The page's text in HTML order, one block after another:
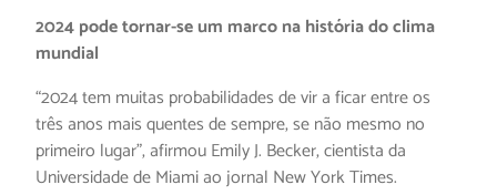
2024 pode tornar-se um marco na história do clima
mundial
“2024 tem muitas probabilidades de vir a ficar entre os
três anos mais quentes de sempre, se não mesmo no
primeiro lugar”, afirmou Emily J. Becker, cientista da
Universidade de Miami ao jornal New York Times.